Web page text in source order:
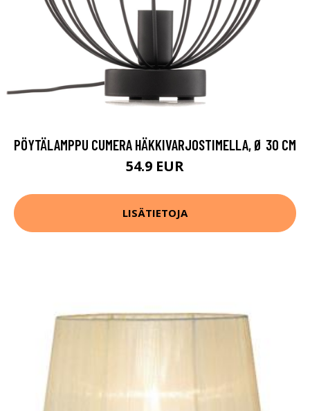
PÖYTÄLAMPPU CUMERA HÄKKIVARJOSTIMELLA, Ø 30 CM
54.9 EUR
LISÄTIETOJA